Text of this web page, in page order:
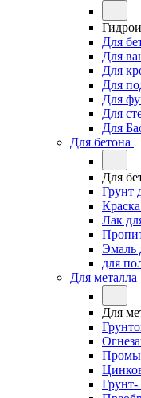
Для
Для
Для
Для
Для
Для
Для
Для бетона
Для
Грунт
Лак
Эмаль
для
Для металла
Для